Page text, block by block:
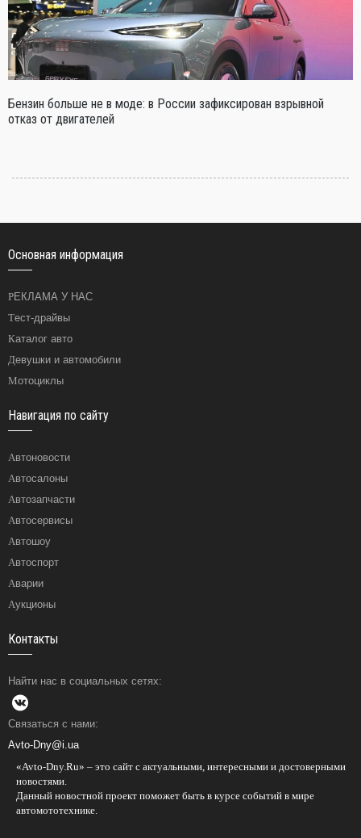
Бензин больше не в моде: в России зафиксирован взрывной
отказ от двигателей
Основная информация
РЕКЛАМА У НАС
Тест-драйвы
Каталог авто
Девушки и автомобили
Мотоциклы
Навигация по сайту
Автоновости
Автосалоны
Автозапчасти
Автосервисы
Автошоу
Автоспорт
Аварии
Аукционы
Контакты
Найти нас в социальных сетях:
Связаться с нами:
Avto-Dny@i.ua
«Avto-Dny.Ru» – это сайт с актуальными, интересными и достоверными
новостями.
Данный новостной проект поможет быть в курсе событий в мире
автомототехнике.